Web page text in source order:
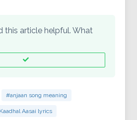
this article helpful. What
#anjaan song meaning
Aasai lyrics